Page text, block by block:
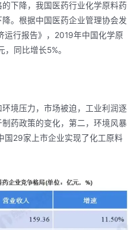
下降，我国医药行业化学原料药
。根据中国医药企业管理协会发
运行报告》，2019年中国化学原
同比增长5%。
境压力，市场被迫，工业利润逐
药政策的变化，第二，环境风暴
国29家上市企业实现了化工原料